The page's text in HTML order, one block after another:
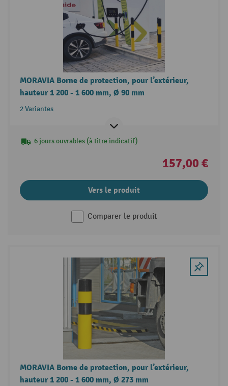
MORAVIA Borne de protection, pour l’extérieur,
hauteur 1 200 - 1 600 mm, Ø 90 mm
2 Variantes
6 jours ouvrables (à titre indicatif)
157,00 €
Vers le produit
Comparer le produit
MORAVIA Borne de protection, pour l’extérieur,
hauteur 1 200 - 1 600 mm, Ø 273 mm